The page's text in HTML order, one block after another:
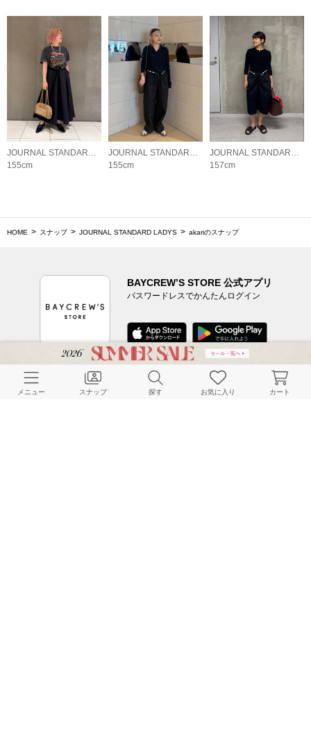
JOURNAL STANDARD LADYS
155cm
JOURNAL STANDARD LADYS
155cm
JOURNAL STANDARD LADYS
157cm
HOME スナップ JOURNAL STANDARD LADYS akariのスナップ
BAYCREW’S STORE 公式アプリ
パスワードレスでかんたんログイン
CUSTOMER SERVICE
メニュー スナップ 探す お気に入り カート